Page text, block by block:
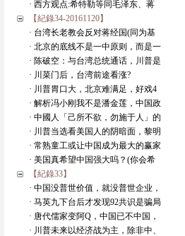
· 西方观点:希特勒等同毛泽东、蒋
【紀錄34-20161120】
· 台湾长老教会反对蒋经国(同为基
· 北京的底线不是一中原则，而是一
· 陈破空：与台湾总统通话，川普是
· 川菜门后，台湾前途看涨?
· 川普胃口大，北京难满足，好戏4
· 解析冯小刚我不是潘金莲，中国政
· 中國人「己所不欲，勿施于人」的
· 川普当选看美国人的阴暗面，黎明
· 常熟童工或让中国成为最大的赢家
· 美国真希望中国强大吗？(你会希
【紀錄33】
· 中国没普世价值，就没普世企业，
· 马英九下台后才发现92共识是骗局
· 唐代儒家变阿Q，中国已不中国，
· 川普未来以经济战为主，除非中、